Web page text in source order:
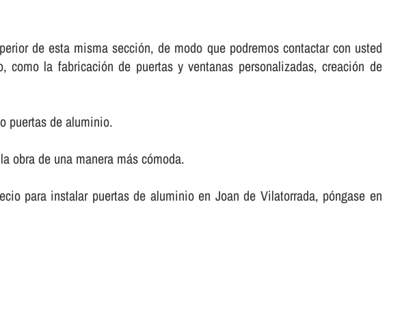
de esta misma sección, de modo que podremos contactar con usted
la fabricación de puertas y ventanas personalizadas, creación de
puertas de aluminio.
obra de una manera más cómoda.
para instalar puertas de aluminio en Joan de Vilatorrada, póngase en